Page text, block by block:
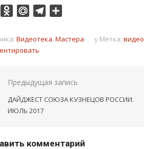
VK Odnoklassniki
Mail.RuTelegram
Видеотека,Мастера Метка: видео
Предыдущая запись
ДАЙДЖЕСТ СОЮЗА КУЗНЕЦОВ РОССИИ.
ИЮЛЬ 2017
комментарий